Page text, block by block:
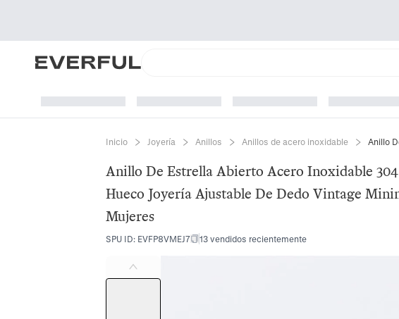
Inicio Joyería Anillos Anillos de acero inoxidable
Anillo De Estrella Abierto Acero Inoxidable
Hueco Joyería Ajustable De Dedo Vintage
Mujeres
SPU ID: EVFP8VMEJ7 13 vendidos recientemente